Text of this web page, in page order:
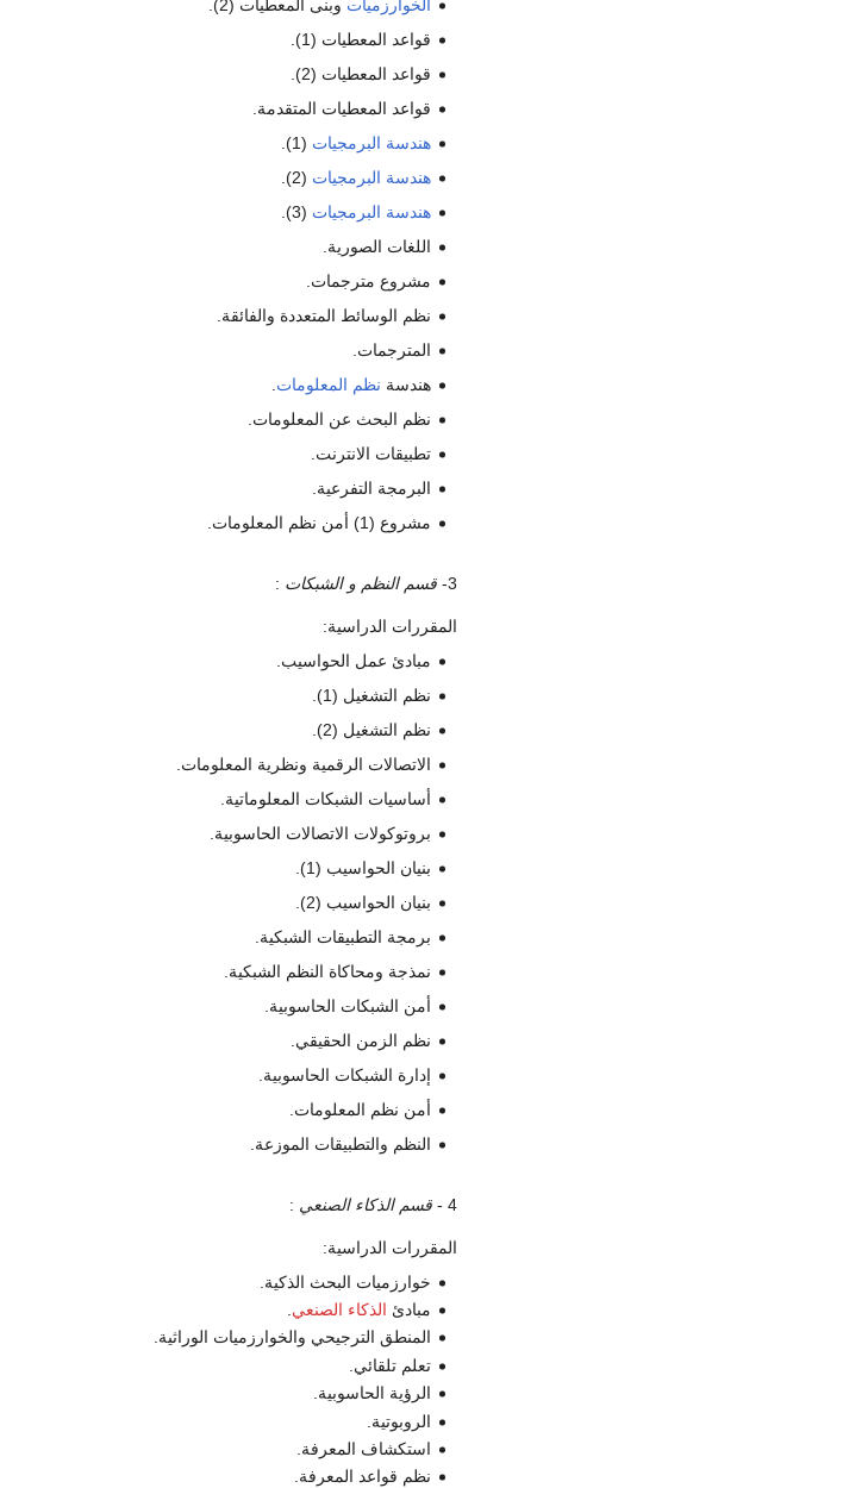
الخوارزميات وبنى المعطيات (2).
قواعد المعطيات (1).
قواعد المعطيات (2).
قواعد المعطيات المتقدمة.
هندسة البرمجيات (1).
هندسة البرمجيات (2).
هندسة البرمجيات (3).
اللغات الصورية.
مشروع مترجمات.
نظم الوسائط المتعددة والفائقة.
المترجمات.
هندسة نظم المعلومات
نظم البحث عن المعلومات.
تطبيقات الانترنت.
البرمجة التفرعية.
مشروع (1) أمن نظم المعلومات.
3- قسم النظم و الشبكات :
المقررات الدراسية:
مبادئ عمل الحواسيب.
نظم التشغيل (1).
نظم التشغيل (2).
الاتصالات الرقمية ونظرية المعلومات.
أساسيات الشبكات المعلوماتية.
بروتوكولات الاتصالات الحاسوبية.
بنيان الحواسيب (1).
بنيان الحواسيب (2).
برمجة التطبيقات الشبكية.
نمذجة ومحاكاة النظم الشبكية.
أمن الشبكات الحاسوبية.
نظم الزمن الحقيقي.
إدارة الشبكات الحاسوبية.
أمن نظم المعلومات.
النظم والتطبيقات الموزعة.
4 - قسم الذكاء الصنعي :
المقررات الدراسية:
خوارزميات البحث الذكية.
مبادئ الذكاء الصنعي
المنطق الترجيحي والخوارزميات الوراثية.
تعلم تلقائي.
الرؤية الحاسوبية.
الروبوتية.
استكشاف المعرفة.
نظم قواعد المعرفة.